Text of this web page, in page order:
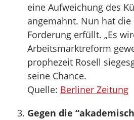
eine Aufweichung des
angemahnt. Nun hat die
Forderung erfüllt. „Es
Arbeitsmarktreform
prophezeit Rosell
seine Chance.
Quelle: Berliner Zeitung
Gegen die